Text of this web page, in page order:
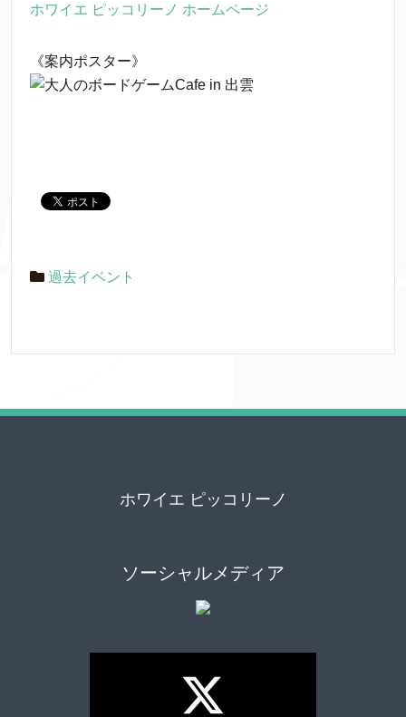
ホワイエ ピッコリーノ ホームページ
《案内ポスター》
過去イベント
ホワイエ ピッコリーノ
ソーシャルメディア